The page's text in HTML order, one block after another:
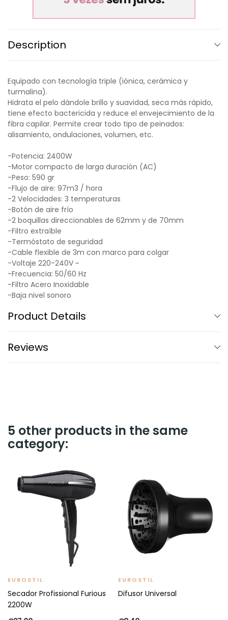
Description
Equipado con tecnología triple (iónica, cerámica y
turmalina).
Hidrata el pelo dándole brillo y suavidad, seca más rápido,
tiene efecto bactericida y reduce el envejecimiento de la
fibra capilar. Permite crear todo tipo de peinados:
alisamiento, ondulaciones, volumen, etc.
-Potencia: 2400W
-Motor compacto de larga duración (AC)
-Peso: 590 gr
-Flujo de aire: 97m3 / hora
-2 Velocidades: 3 temperaturas
-Botón de aire frío
-2 boquillas direccionables de 62mm y de 70mm
-Filtro extraíble
-Termóstato de seguridad
-Cable flexible de 3m con marco para colgar
-Voltaje 220-240V ~
-Frecuencia: 50/60 Hz
-Filtro Acero Inoxidable
-Baja nivel sonoro
Product Details
Reviews
5 other products in the same
category:
EUROSTIL
Secador Profissional Furious
2200W
EUROSTIL
Difusor Universal